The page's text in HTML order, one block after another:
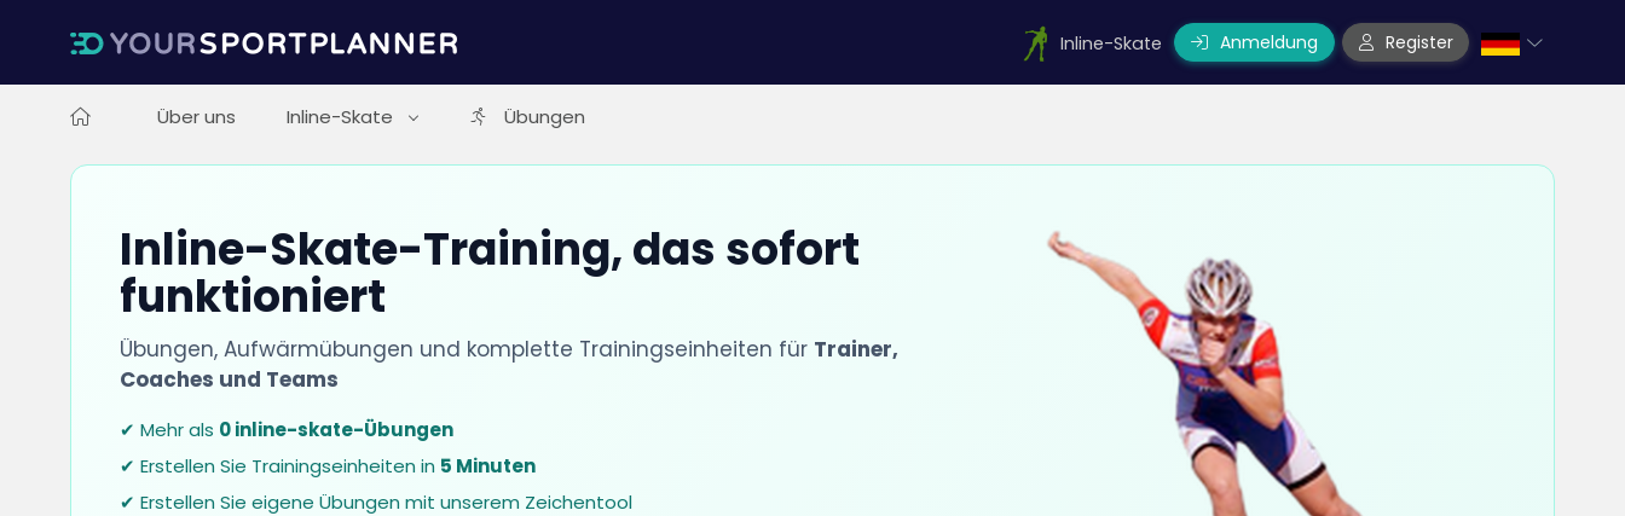
Inline-Skate Anmeldung Register
Über uns Inline-Skate Übungen
Inline-Skate-Training, das sofort
funktioniert
Übungen, Aufwärmübungen und komplette Trainingseinheiten für Trainer,
Coaches und Teams
✔ Mehr als 0 inline-skate-Übungen
✔ Erstellen Sie Trainingseinheiten in 5 Minuten
✔ Erstellen Sie eigene Übungen mit unserem Zeichentool